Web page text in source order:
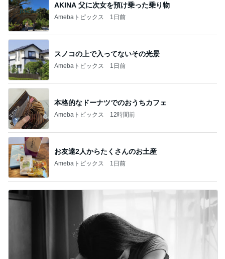
AKINA 父に次女を預け乗った乗り物
Amebaトピックス 1日前
スノコの上で入ってないその光景
Amebaトピックス 1日前
本格的なドーナツでのおうちカフェ
Amebaトピックス 12時間前
お友達2人からたくさんのお土産
Amebaトピックス 1日前